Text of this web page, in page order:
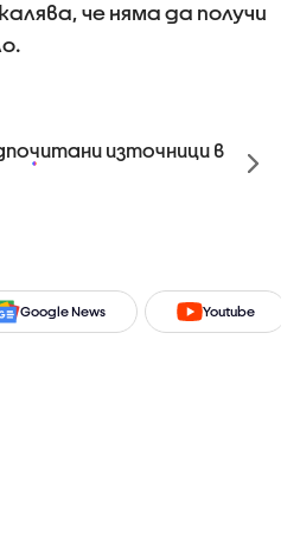
че няма да получи
източници в
Google News Youtube